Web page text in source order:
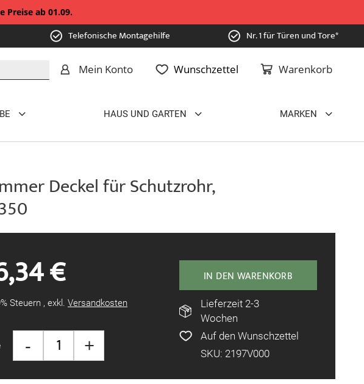
Preise ab 01.09.
Telefonische Montagehilfe Nr. 1 für Türen und Tore*
Warenkorb
Mein Konto Wunschzettel
HAUS UND GARTEN MARKEN
Deckel für Schutzrohr,
- +
€
Steuern , exkl. Versandkosten
IN DEN WARENKORB
Lieferzeit 2-3
Wochen
Auf den Wunschzettel
SKU: 2197V000